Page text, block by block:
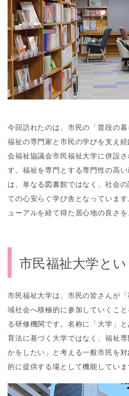
今回訪れたのは、市民の「普段の暮
福祉の専門家と市民の学びを支え
会福祉協議会市民福祉大学に併設
す。福祉を専門とする専門性の高
は、単なる図書館ではなく、社会
ての心安らぐ学び舎となっていま
ューアルを経て得た居心地の良さを
市民福祉大学と
市民福祉大学は、市民の皆さんが
域社会へ積極的に参加していくこ
る研修機関です。名称に「大学」
育法に基づく大学ではなく、福祉
かをしたい」と考える一般市民を
的に提供する場として機能していま